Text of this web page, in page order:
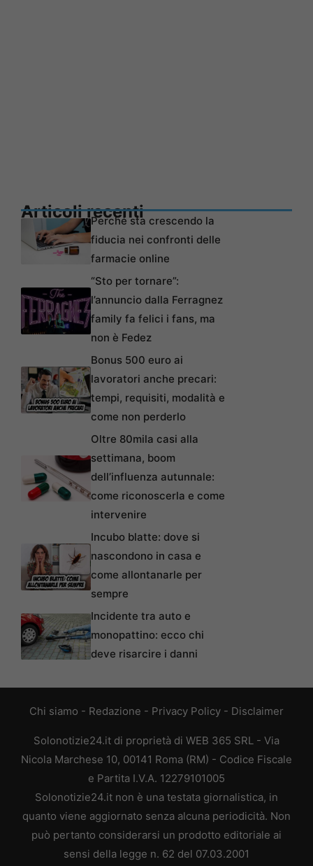
Articoli recentiPerché sta crescendo la
fiducia nei confronti delle
farmacie online
“Sto per tornare”:
l’annuncio dalla Ferragnez
family fa felici i fans, ma
non è Fedez
Bonus 500 euro ai
lavoratori anche precari:
tempi, requisiti, modalità e
come non perderlo
Oltre 80mila casi alla
settimana, boom
dell’influenza autunnale:
come riconoscerla e come
intervenire
Incubo blatte: dove si
nascondono in casa e
come allontanarle per
sempre
Incidente tra auto e
monopattino: ecco chi
deve risarcire i danni
Chi siamo - Redazione - Privacy Policy - Disclaimer
Solonotizie24.it di proprietà di WEB 365 SRL - Via
Nicola Marchese 10, 00141 Roma (RM) - Codice Fiscale
e Partita I.V.A. 12279101005
Solonotizie24.it non è una testata giornalistica, in
quanto viene aggiornato senza alcuna periodicità. Non
può pertanto considerarsi un prodotto editoriale ai
sensi della legge n. 62 del 07.03.2001